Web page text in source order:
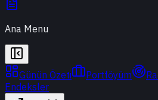
Ana Menu
Günün Özeti Portföyüm
Endeksler